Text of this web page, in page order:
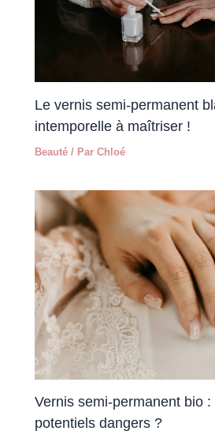
Le vernis semi-permanent
intemporelle à maîtriser !
Beauté / ParChloé
Vernis semi-permanent bio
potentiels dangers ?